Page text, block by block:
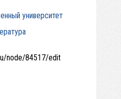
университет
node/84517/edit